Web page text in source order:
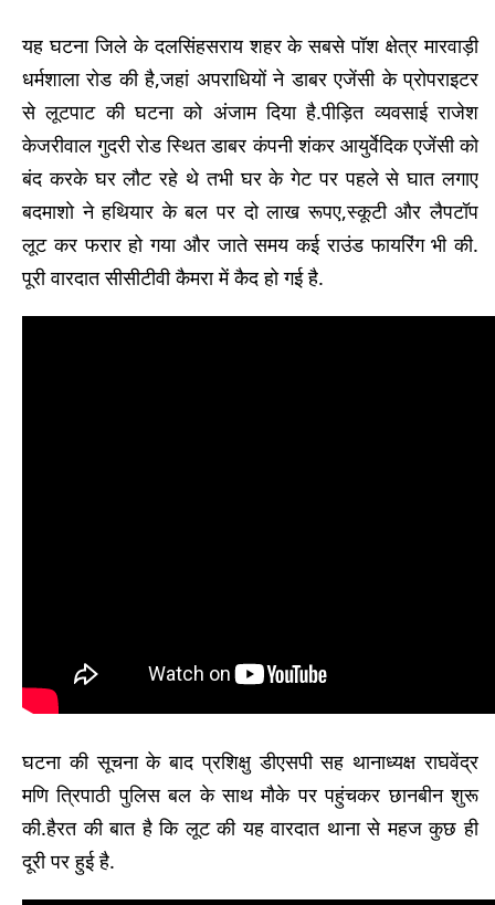
यह घटना जिले के दलसिंहसराय शहर के सबसे पॉश क्षेत्र मारवाड़ी
धर्मशाला रोड की है,जहां अपराधियों ने डाबर एजेंसी के प्रोपराइटर
से लूटपाट की घटना को अंजाम दिया है.पीड़ित व्यवसाई राजेश
केजरीवाल गुदरी रोड स्थित डाबर कंपनी शंकर आयुर्वेदिक एजेंसी को
बंद करके घर लौट रहे थे तभी घर के गेट पर पहले से घात लगाए
बदमाशो ने हथियार के बल पर दो लाख रूपए,स्कूटी और लैपटॉप
लूट कर फरार हो गया और जाते समय कई राउंड फायरिंग भी की.
पूरी वारदात सीसीटीवी कैमरा में कैद हो गई है.
घटना की सूचना के बाद प्रशिक्षु डीएसपी सह थानाध्यक्ष राघवेंद्र
मणि त्रिपाठी पुलिस बल के साथ मौके पर पहुंचकर छानबीन शुरू
की.हैरत की बात है कि लूट की यह वारदात थाना से महज कुछ ही
दूरी पर हुई है.